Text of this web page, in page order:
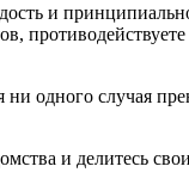
и
одного случая
и делитесь